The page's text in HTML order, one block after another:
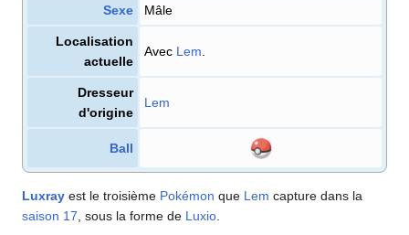
Sexe Mâle
Localisation
actuelle
Avec Lem
Dresseur
d'origine
Lem
Ball
Luxray est le troisième Pokémon que Lem capture dans la
saison 17 , sous la forme de Luxio